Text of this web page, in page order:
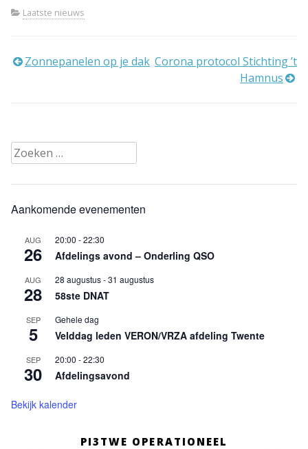
Laatste nieuws
Bericht
Zonnepanelen op je dak Corona protocol Stichting ’t
Hamnus
Zoeken
naar:
Aankomende evenementen
AUG
26
20:00 -22:30
Afdelings avond – Onderling QSO
AUG
28
28 augustus-31 augustus
58ste DNAT
SEP
5
Gehele dag
Velddag leden VERON/VRZA afdeling Twente
SEP
30
20:00 -22:30
Afdelingsavond
Bekijk kalender
PI3TWE OPERATIONEEL